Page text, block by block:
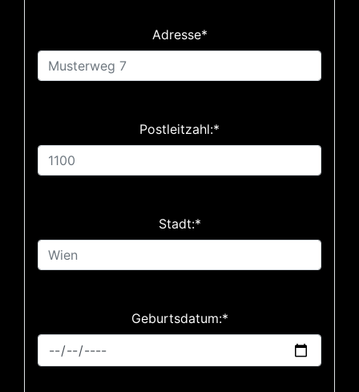
Adresse*
Postleitzahl:*
Stadt:*
Geburtsdatum:*